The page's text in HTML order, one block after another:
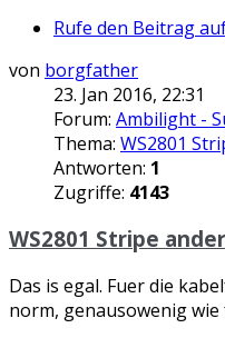
Rufe den Beitrag
von borgfather
23. Jan 2016, 22:31
Forum: Ambilight -
Thema: WS2801
Antworten: 1
Zugriffe: 4143
WS2801 Stripe
Das is egal. Fuer die
norm, genausowenig